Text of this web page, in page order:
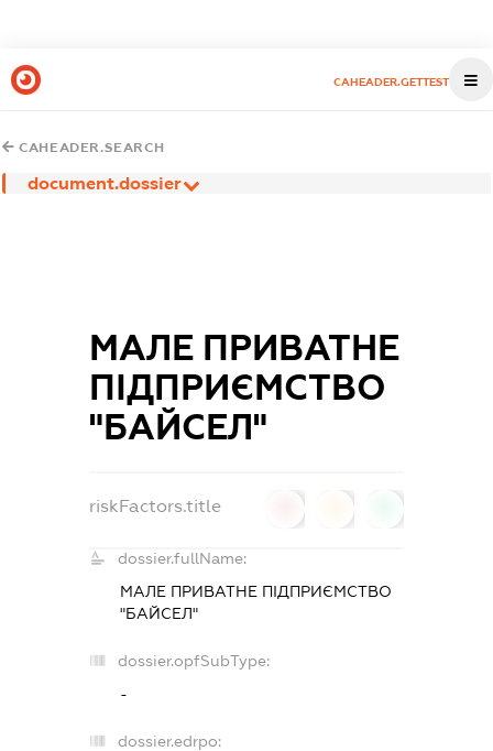
CAHEADER.GETTEST
CAHEADER.SEARCH
document.dossier
МАЛЕ ПРИВАТНЕ
ПІДПРИЄМСТВО
"БАЙСЕЛ"
riskFactors.title
dossier.fullName:
МАЛЕ ПРИВАТНЕ ПІДПРИЄМСТВО
"БАЙСЕЛ"
dossier.opfSubType:
-
dossier.edrpo: